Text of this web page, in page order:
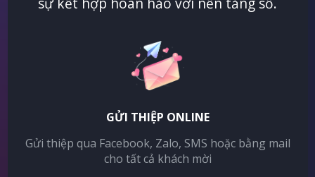
GỬI THIỆP ONLINE
Gửi thiệp qua Facebook, Zalo, SMS hoặc bằng mail
cho tất cả khách mời